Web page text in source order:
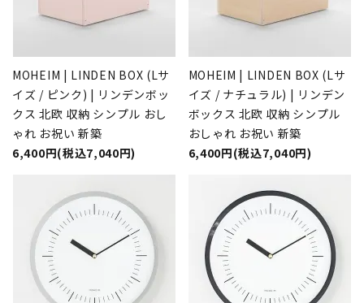
MOHEIM | LINDEN BOX (Lサ
イズ / ピンク) | リンデンボッ
クス 北欧 収納 シンプル おし
ゃれ お祝い 新築
6,400円(税込7,040円)
MOHEIM | LINDEN BOX (Lサ
イズ / ナチュラル) | リンデン
ボックス 北欧 収納 シンプル
おしゃれ お祝い 新築
6,400円(税込7,040円)